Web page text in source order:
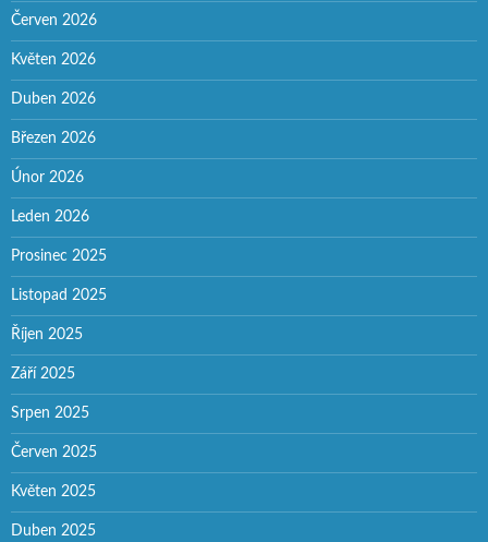
Červen 2026
Květen 2026
Duben 2026
Březen 2026
Únor 2026
Leden 2026
Prosinec 2025
Listopad 2025
Říjen 2025
Září 2025
Srpen 2025
Červen 2025
Květen 2025
Duben 2025